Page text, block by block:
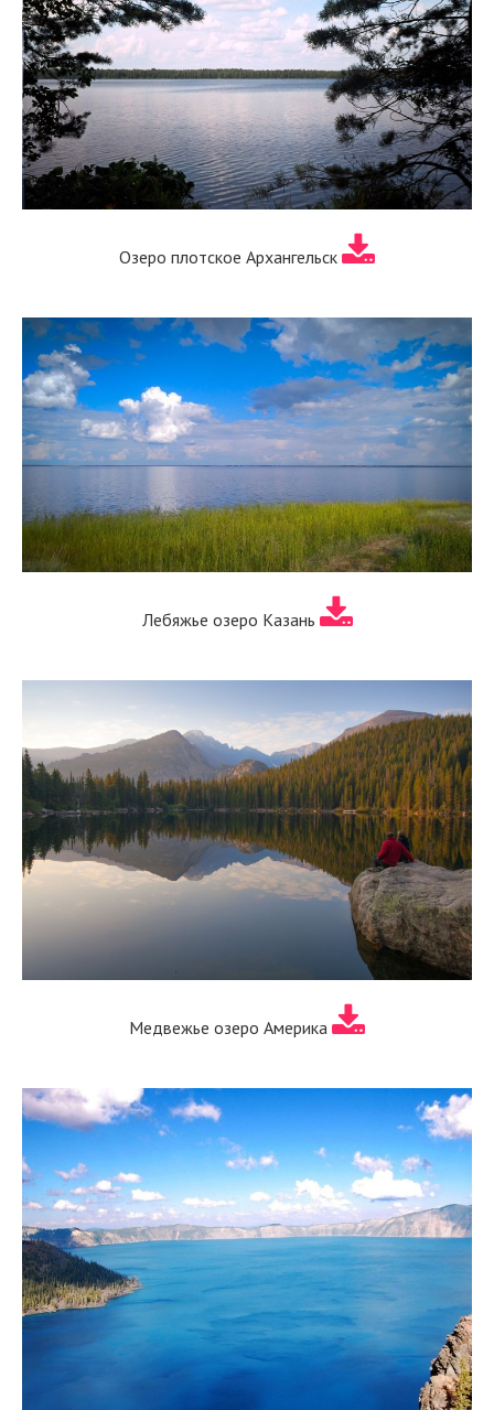
Озеро плотское Архангельск
Лебяжье озеро Казань
Медвежье озеро Америка